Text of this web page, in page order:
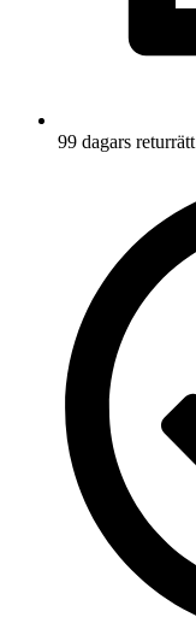
99 dagars returrätt